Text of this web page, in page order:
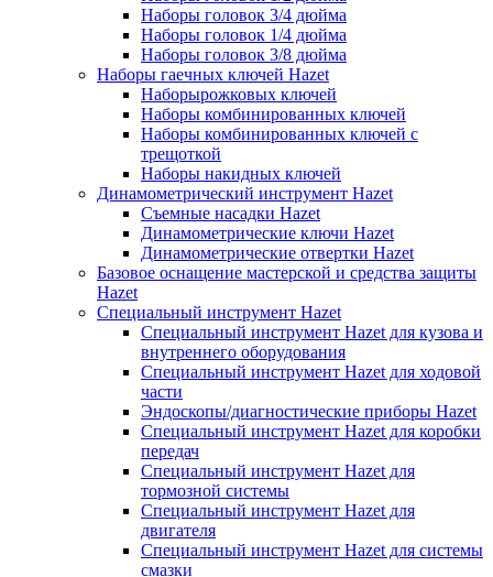
Наборы головок 3/4 дюйма
Наборы головок 1/4 дюйма
Наборы головок 3/8 дюйма
Наборы гаечных ключей Hazet
Наборырожковых ключей
Наборы комбинированных ключей
Наборы комбинированных ключей с
трещоткой
Наборы накидных ключей
Динамометрический инструмент Hazet
Съемные насадки Hazet
Динамометрические ключи Hazet
Динамометрические отвертки Hazet
Базовое оснащение мастерской и средства защиты
Hazet
Специальный инструмент Hazet
Специальный инструмент Hazet для кузова и
внутреннего оборудования
Специальный инструмент Hazet для ходовой
части
Эндоскопы/диагностические приборы Hazet
Специальный инструмент Hazet для коробки
передач
Специальный инструмент Hazet для
тормозной системы
Специальный инструмент Hazet для
двигателя
Специальный инструмент Hazet для системы
смазки